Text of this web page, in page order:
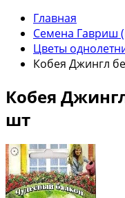
Главная
Семена Гавриш
Цветы
Кобея Джингл
Кобея
шт